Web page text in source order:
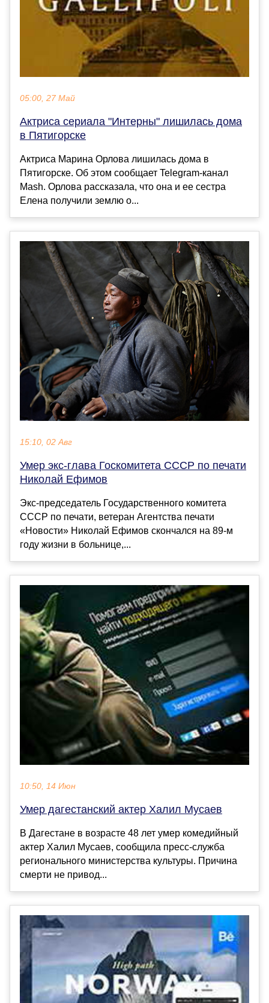
05:00, 27 Май
Актриса сериала "Интерны" лишилась дома
в Пятигорске
Актриса Марина Орлова лишилась дома в
Пятигорске. Об этом сообщает Telegram-канал
Mash. Орлова рассказала, что она и ее сестра
Елена получили землю о...
15:10, 02 Авг
Умер экс-глава Госкомитета СССР по печати
Николай Ефимов
Экс-председатель Государственного комитета
СССР по печати, ветеран Агентства печати
«Новости» Николай Ефимов скончался на 89-м
году жизни в больнице,...
10:50, 14 Июн
Умер дагестанский актер Халил Мусаев
В Дагестане в возрасте 48 лет умер комедийный
актер Халил Мусаев, сообщила пресс-служба
регионального министерства культуры. Причина
смерти не привод...